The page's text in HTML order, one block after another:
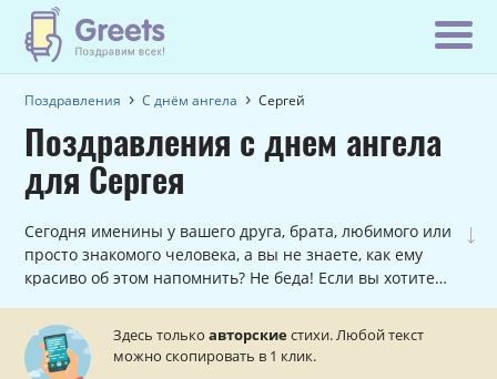
Поздравления С днём ангела Сергей
Поздравления с днем ангела
для Сергея
↓
Сегодня именины у вашего друга, брата, любимого или
просто знакомого человека, а вы не знаете, как ему
красиво об этом напомнить? Не беда! Если вы хотите
стихах, то данный раздел вам в этом поможет.
Здесь толькоавторские стихи. Любой текст
можно скопировать в 1 клик.